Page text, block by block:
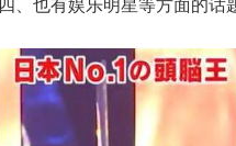
四、也有娱乐明星等方面的话